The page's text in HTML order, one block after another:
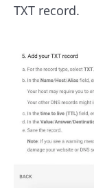
TXT record.